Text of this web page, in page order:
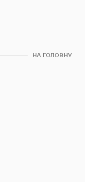
НА ГОЛОВНУ